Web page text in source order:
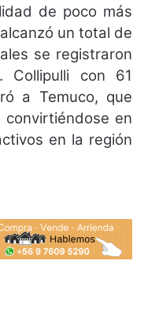
de poco más
un total de
se registraron
Collipulli con 61
a Temuco, que
en
en la región